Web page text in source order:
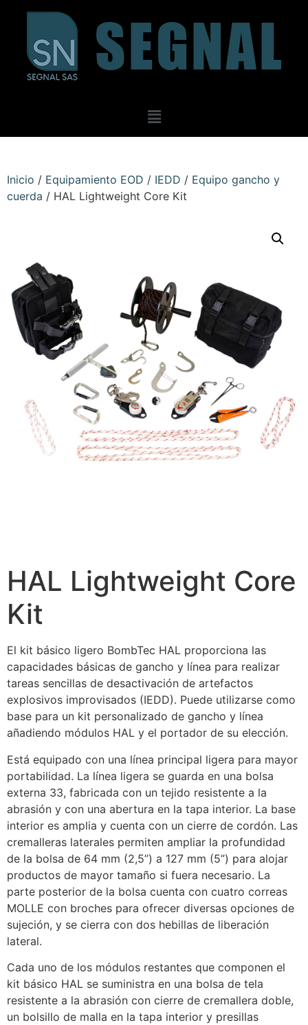
Inicio / Equipamiento EOD / IEDD / Equipo gancho y
cuerda / HAL Lightweight Core Kit
HAL Lightweight Core
Kit
El kit básico ligero BombTec HAL proporciona las
capacidades básicas de gancho y línea para realizar
tareas sencillas de desactivación de artefactos
explosivos improvisados ​​(IEDD). Puede utilizarse como
base para un kit personalizado de gancho y línea
añadiendo módulos HAL y el portador de su elección.
Está equipado con una línea principal ligera para mayor
portabilidad. La línea ligera se guarda en una bolsa
externa 33, fabricada con un tejido resistente a la
abrasión y con una abertura en la tapa interior. La base
interior es amplia y cuenta con un cierre de cordón. Las
cremalleras laterales permiten ampliar la profundidad
de la bolsa de 64 mm (2,5”) a 127 mm (5”) para alojar
productos de mayor tamaño si fuera necesario. La
parte posterior de la bolsa cuenta con cuatro correas
MOLLE con broches para ofrecer diversas opciones de
sujeción, y se cierra con dos hebillas de liberación
lateral.
Cada uno de los módulos restantes que componen el
kit básico HAL se suministra en una bolsa de tela
resistente a la abrasión con cierre de cremallera doble,
un bolsillo de malla en la tapa interior y presillas